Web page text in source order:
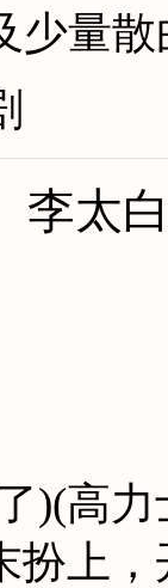
少量散
李太
士
扮上